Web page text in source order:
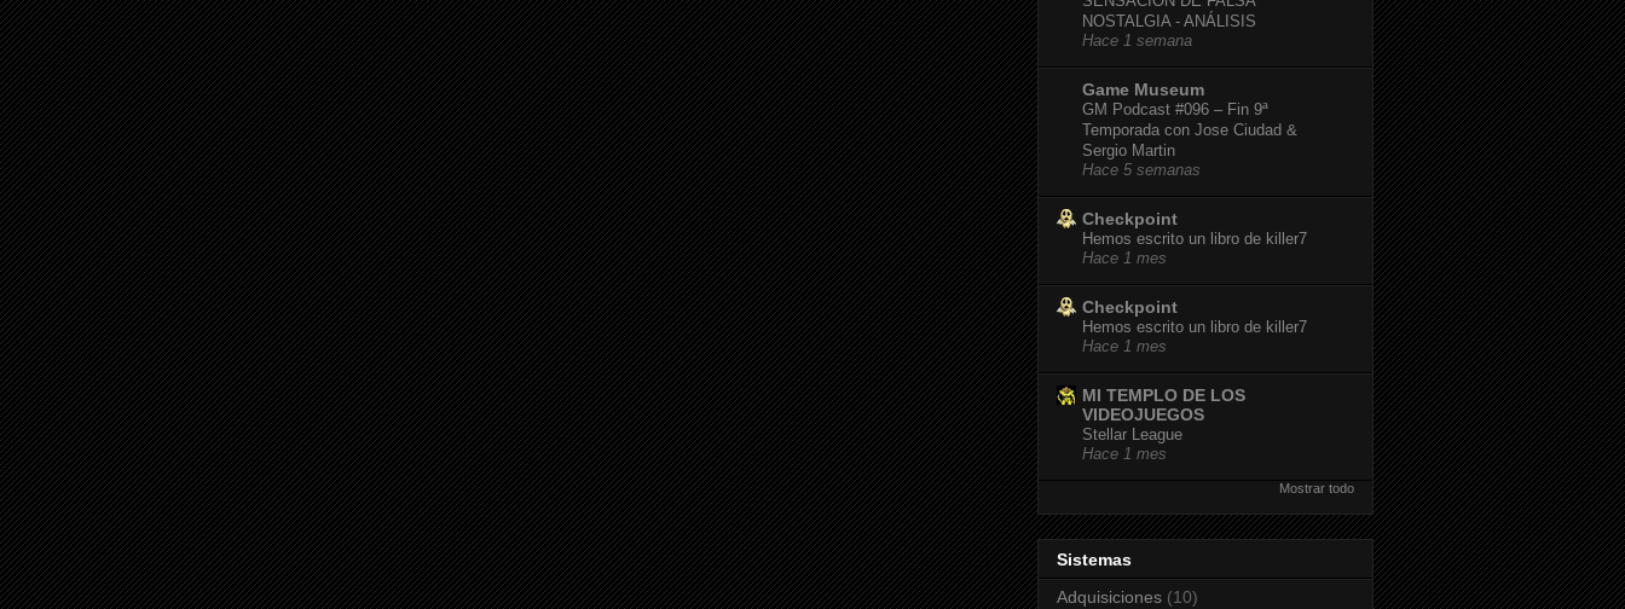
NOSTALGIA - ANÁLISIS
Hace 1 semana
Game Museum
GM Podcast #096 – Fin 9ª
Temporada con Jose Ciudad &
Sergio Martin
Hace 5 semanas
Checkpoint
Hemos escrito un libro de killer7
Hace 1 mes
Checkpoint
Hemos escrito un libro de killer7
Hace 1 mes
MI TEMPLO DE LOS
VIDEOJUEGOS
Stellar League
Hace 1 mes
Mostrar todo
Sistemas
Adquisiciones (10)